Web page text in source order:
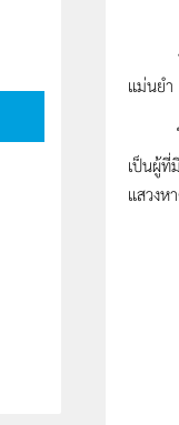
หาก
แม่นยำ
ในยุ
เป็นผู้ที่
แสวงห